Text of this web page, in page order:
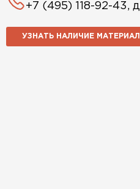
+7 (495) 118-92-43,
УЗНАТЬ НАЛИЧИЕ